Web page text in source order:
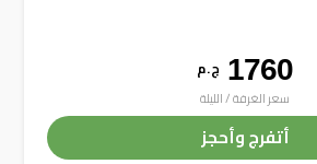
1760 ج . م
سعر الغرفة / الليلة
أتفرج وأحجز